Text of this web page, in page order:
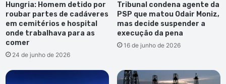
Hungria: Homem detido por
roubar partes de cadáveres
em cemitérios e hospital
onde trabalhava para as
comer
24 de junho de 2026
Tribunal condena agente da
PSP que matou Odair Moniz,
mas decide suspender a
execução da pena
16 de junho de 2026